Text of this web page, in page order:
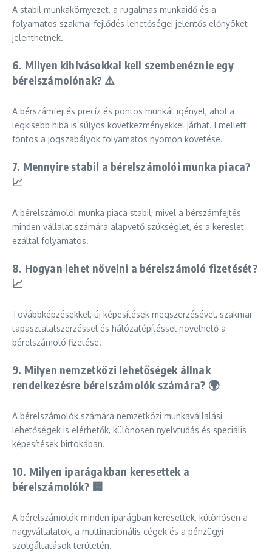
A stabil munkakörnyezet, a rugalmas munkaidő és a
folyamatos szakmai fejlődés lehetőségei jelentős előnyöket
jelenthetnek.
6. Milyen kihívásokkal kell szembenéznie egy
bérelszámolónak? ⚠️
A bérszámfejtés precíz és pontos munkát igényel, ahol a
legkisebb hiba is súlyos következményekkel járhat. Emellett
fontos a jogszabályok folyamatos nyomon követése.
7. Mennyire stabil a bérelszámolói munka piaca?
📈
A bérelszámolói munka piaca stabil, mivel a bérszámfejtés
minden vállalat számára alapvető szükséglet, és a kereslet
ezáltal folyamatos.
8. Hogyan lehet növelni a bérelszámoló fizetését?
📈
Továbbképzésekkel, új képesítések megszerzésével, szakmai
tapasztalatszerzéssel és hálózatépítéssel növelhető a
bérelszámoló fizetése.
9. Milyen nemzetközi lehetőségek állnak
rendelkezésre bérelszámolók számára? 🌍
A bérelszámolók számára nemzetközi munkavállalási
lehetőségek is elérhetők, különösen nyelvtudás és speciális
képesítések birtokában.
10. Milyen iparágakban keresettek a
bérelszámolók? 🏢
A bérelszámolók minden iparágban keresettek, különösen a
nagyvállalatok, a multinacionális cégek és a pénzügyi
szolgáltatások területén.